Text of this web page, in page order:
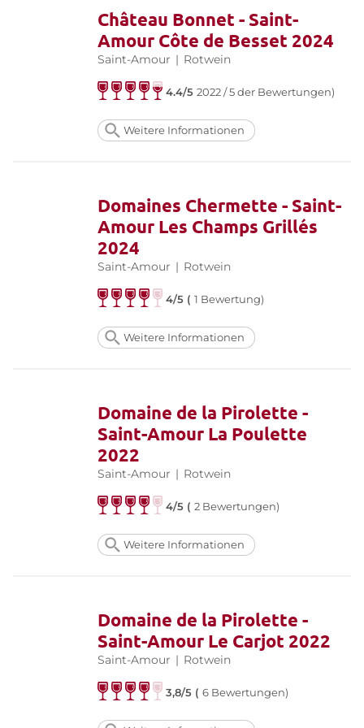
Château Bonnet - Saint-
Amour Côte de Besset 2024
Saint-Amour | Rotwein
4.4/52022 / 5 der Bewertungen)
Weitere Informationen
Domaines Chermette - Saint-
Amour Les Champs Grillés
2024
Saint-Amour | Rotwein
4/5 (1 Bewertung)
Weitere Informationen
Domaine de la Pirolette -
Saint-Amour La Poulette
2022
Saint-Amour | Rotwein
4/5 (2 Bewertungen)
Weitere Informationen
Domaine de la Pirolette -
Saint-Amour Le Carjot 2022
Saint-Amour | Rotwein
3,8/5 (6 Bewertungen)